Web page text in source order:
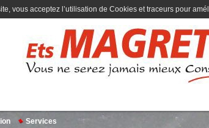
vous acceptez l’utilisation de Cookies et traceurs pour
Services